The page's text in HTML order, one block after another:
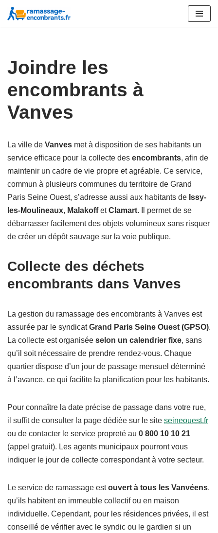
Joindre les
encombrants à
Vanves
La ville de Vanves met à disposition de ses habitants un
service efficace pour la collecte des encombrants, afin de
maintenir un cadre de vie propre et agréable. Ce service,
commun à plusieurs communes du territoire de Grand
Paris Seine Ouest, s’adresse aussi aux habitants de Issy-
les-Moulineaux, MalakoffetClamart. Il permet de se
débarrasser facilement des objets volumineux sans risquer
de créer un dépôt sauvage sur la voie publique.
Collecte des déchets
encombrants dans Vanves
La gestion du ramassage des encombrants à Vanves est
assurée par le syndicatGrand Paris Seine Ouest (GPSO).
La collecte est organisée selon un calendrier fixe, sans
qu’il soit nécessaire de prendre rendez-vous. Chaque
quartier dispose d’un jour de passage mensuel déterminé
à l’avance, ce qui facilite la planification pour les habitants.
Pour connaître la date précise de passage dans votre rue,
il suffit de consulter la page dédiée sur le site seineouest.fr
ou de contacter le service propreté au 0 800 10 10 21
(appel gratuit). Les agents municipaux pourront vous
indiquer le jour de collecte correspondant à votre secteur.
Le service de ramassage estouvert à tous les Vanvéens,
qu’ils habitent en immeuble collectif ou en maison
individuelle. Cependant, pour les résidences privées, il est
conseillé de vérifier avec le syndic ou le gardien si un